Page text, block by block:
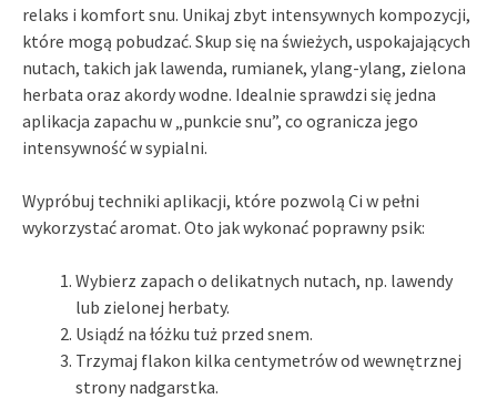
relaks i komfort snu. Unikaj zbyt intensywnych kompozycji,
które mogą pobudzać. Skup się na świeżych, uspokajających
nutach, takich jak lawenda, rumianek, ylang-ylang, zielona
herbata oraz akordy wodne. Idealnie sprawdzi się jedna
aplikacja zapachu w „punkcie snu”, co ogranicza jego
intensywność w sypialni.
Wypróbuj techniki aplikacji, które pozwolą Ci w pełni
wykorzystać aromat. Oto jak wykonać poprawny psik:
Wybierz zapach o delikatnych nutach, np. lawendy
lub zielonej herbaty.
Usiądź na łóżku tuż przed snem.
Trzymaj flakon kilka centymetrów od wewnętrznej
strony nadgarstka.